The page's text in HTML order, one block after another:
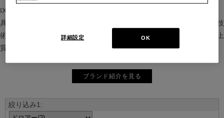
IXC（イクスシー）は、”Emotional Minimalism”を掲げるグローバル家
具ブランド。ヨーロッパの家具文化と日本の美意識を融合し、素材や技
術を活かした持続可能で洗練されたインテリアを提案。長く愛される上
質な暮らしを届けます。
ブランド紹介を見る
OK
詳細設定